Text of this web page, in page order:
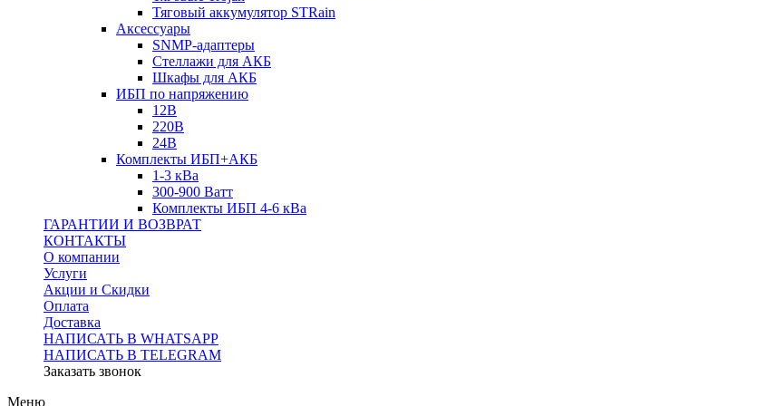
Тяговый аккумулятор STRain
Аксессуары
SNMP-адаптеры
Стеллажи для АКБ
Шкафы для АКБ
ИБП по напряжению
12В
220В
24В
Комплекты ИБП+АКБ
1-3 кВа
300-900 Ватт
Комплекты ИБП 4-6 кВа
ГАРАНТИИ И ВОЗВРАТ
КОНТАКТЫ
О компании
Услуги
Акции и Скидки
Оплата
Доставка
НАПИСАТЬ В WHATSAPP
НАПИСАТЬ В TELEGRAM
Заказать звонок
Меню